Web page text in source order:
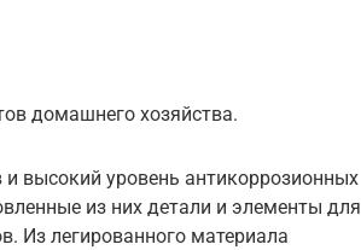
домашнего хозяйства.
высокий уровень антикоррозионных
из них детали и элементы для
Из легированного материала